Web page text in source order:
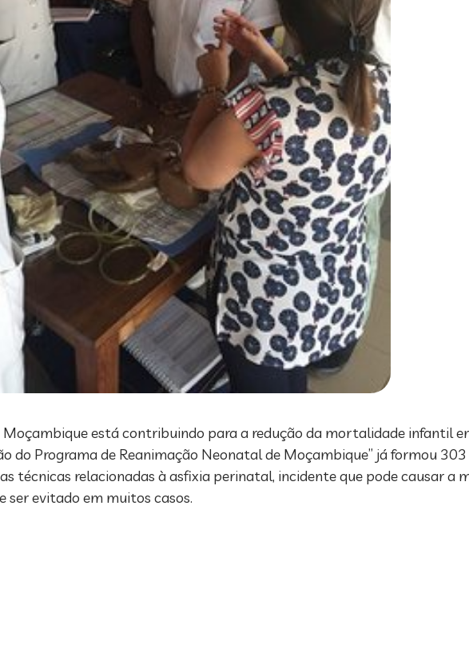
está contribuindo para a redução da mortalidade infantil
do Programa de Reanimação Neonatal de Moçambique” já formou
técnicas relacionadas à asfixia perinatal, incidente que pode causar a
ser evitado em muitos casos.